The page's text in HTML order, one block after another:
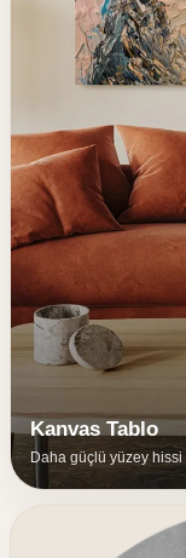
Kanvas Tablo
Daha güçlü yüzey hissi